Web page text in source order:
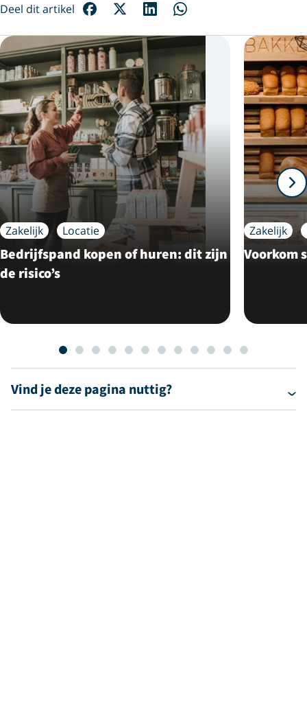
Deel dit artikel
Zakelijk Locatie
Bedrijfspand kopen of huren: dit zijn
de risico’s
Zakelijk
Voorkom
Vind je deze pagina nuttig?